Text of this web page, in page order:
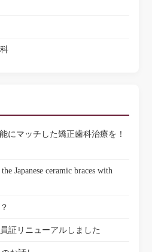
にマッチした矯正歯科治療を！
Japanese ceramic braces with
？
証リニューアルしました